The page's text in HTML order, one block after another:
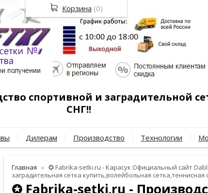
спортивной и заградительной
СНГ!!
Дилерам Производство Технологии
Главная
✪ Fabrika-setki.ru - Карасук Официальный сайт
заградительная сетка купить,волейбольная сетка,теннисная
✪ Fabrika-setki.ru -
Корзина (0)